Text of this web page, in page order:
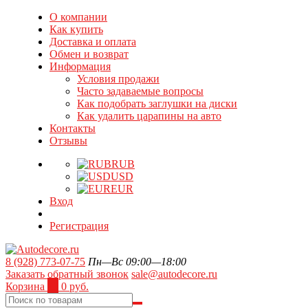
О компании
Как купить
Доставка и оплата
Обмен и возврат
Информация
Условия продажи
Часто задаваемые вопросы
Как подобрать заглушки на диски
Как удалить царапины на авто
Контакты
Отзывы
RUB
USD
EUR
Вход
Регистрация
8 (928) 773-07-75 Пн—Вс 09:00—18:00
Заказать обратный звонок sale@autodecore.ru
Корзина
0 руб.